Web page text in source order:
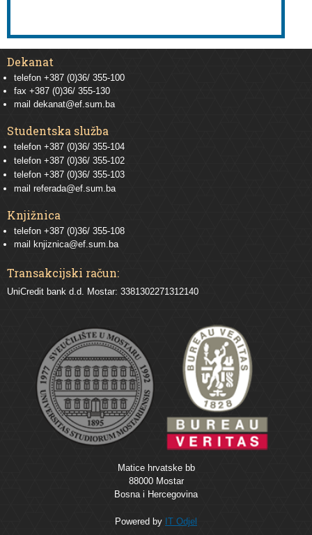
Dekanat
telefon +387 (0)36/ 355-100
fax +387 (0)36/ 355-130
mail dekanat@ef.sum.ba
Studentska služba
telefon +387 (0)36/ 355-104
telefon +387 (0)36/ 355-102
telefon +387 (0)36/ 355-103
mail referada@ef.sum.ba
Knjižnica
telefon +387 (0)36/ 355-108
mail
knjiznica@ef.sum.ba
Transakcijski račun:
UniCredit bank d.d. Mostar: 3381302271312140
Matice hrvatske bb
88000 Mostar
Bosna i Hercegovina
Powered by IT Odjel